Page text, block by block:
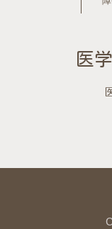
医